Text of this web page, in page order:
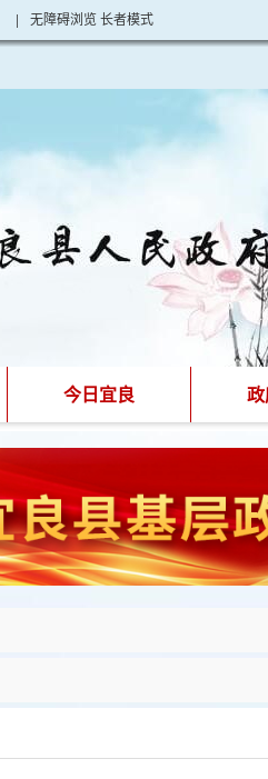
| 无障碍浏览长者模式
今日宜良